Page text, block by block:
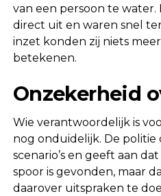
van een persoon te
direct uit en waren snel
inzet konden zij niets
betekenen.
Onzekerheid
Wie verantwoordelijk is
nog onduidelijk. De
scenario’s en geeft aan
spoor is gevonden, maar
daarover uitspraken te